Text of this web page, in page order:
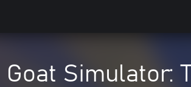
Goat Simulator: